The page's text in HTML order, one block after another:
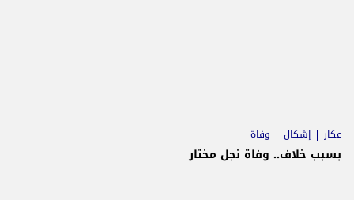
عكار إشكال وفاة
بسبب خلاف.. وفاة نجل مختار